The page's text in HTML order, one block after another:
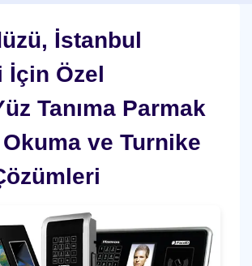
İstanbul
İçin Özel
Tanıma Parmak
ve Turnike